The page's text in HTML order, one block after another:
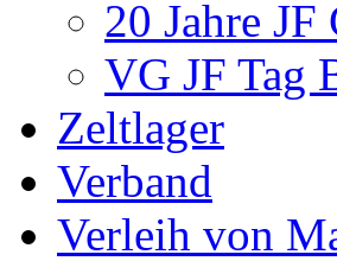
20 Jahre
VG JF Tag
Zeltlager
Verband
Verleih von